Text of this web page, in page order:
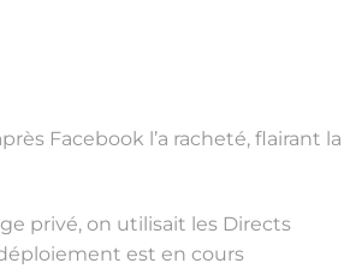
Facebook l’a racheté, flairant la
privé, on utilisait les Directs
est en cours